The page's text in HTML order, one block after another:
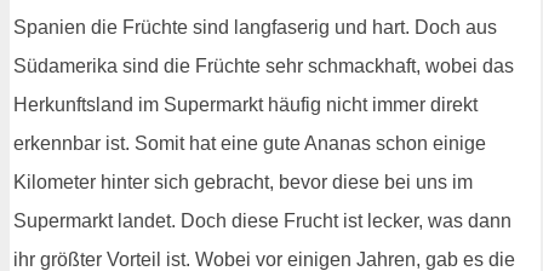
Spanien die Früchte sind langfaserig und hart. Doch aus
Südamerika sind die Früchte sehr schmackhaft, wobei das
Herkunftsland im Supermarkt häufig nicht immer direkt
erkennbar ist. Somit hat eine gute Ananas schon einige
Kilometer hinter sich gebracht, bevor diese bei uns im
Supermarkt landet. Doch diese Frucht ist lecker, was dann
ihr größter Vorteil ist. Wobei vor einigen Jahren, gab es die